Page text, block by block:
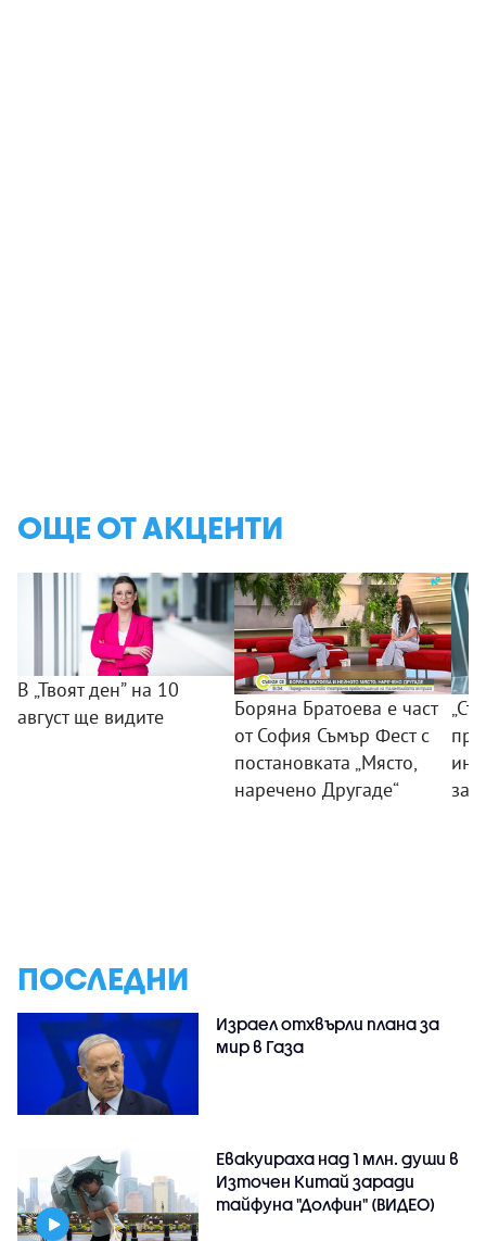
ОЩЕ ОТ АКЦЕНТИ
В „Твоят ден” на 10
август ще видите
Боряна Братоева е част
от София Съмър Фест с
постановката „Място,
наречено Другаде“
ПОСЛЕДНИ
Израел отхвърли плана за
мир в Газа
Евакуираха над 1 млн. души в
Източен Китай заради
тайфуна "Долфин" (ВИДЕО)